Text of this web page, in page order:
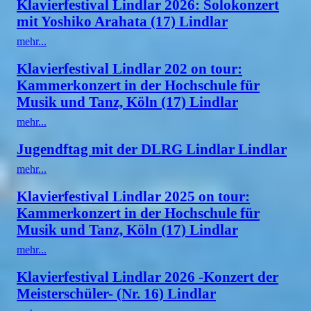
Klavierfestival Lindlar 2026: Solokonzert
mit Yoshiko Arahata (17) Lindlar
mehr...
Klavierfestival Lindlar 202 on tour:
Kammerkonzert in der Hochschule für
Musik und Tanz, Köln (17) Lindlar
mehr...
Jugendftag mit der DLRG Lindlar Lindlar
mehr...
Klavierfestival Lindlar 2025 on tour:
Kammerkonzert in der Hochschule für
Musik und Tanz, Köln (17) Lindlar
mehr...
Klavierfestival Lindlar 2026 -Konzert der
Meisterschüler- (Nr. 16) Lindlar